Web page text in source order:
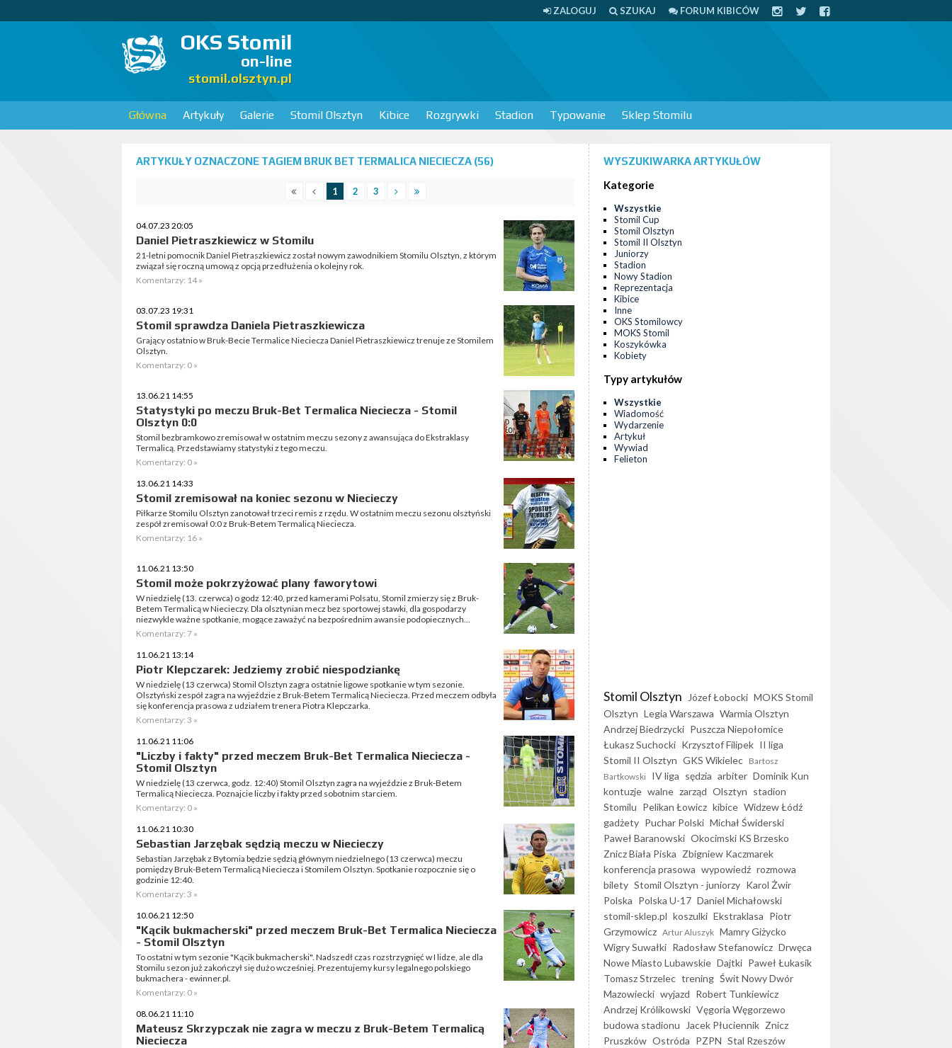
ZALOGUJ SZUKAJ FORUM KIBICÓW
OKS Stomil
on-line
stomil.olsztyn.pl
Główna Artykuły Galerie Stomil Olsztyn Kibice Rozgrywki Stadion Typowanie Sklep Stomilu
ARTYKUŁY OZNACZONE TAGIEM BRUK BET TERMALICA NIECIECZA (56)
1 2 3
04.07.23 20:05
Daniel Pietraszkiewicz w Stomilu
21-letni pomocnik Daniel Pietraszkiewicz został nowym zawodnikiem Stomilu Olsztyn, z którym
związał się roczną umową z opcją przedłużenia o kolejny rok.
Komentarzy: 14 »
03.07.23 19:31
Stomil sprawdza Daniela Pietraszkiewicza
Grający ostatnio w Bruk-Becie Termalice Nieciecza Daniel Pietraszkiewicz trenuje ze Stomilem
Olsztyn.
Komentarzy: 0 »
13.06.21 14:55
Statystyki po meczu Bruk-Bet Termalica Nieciecza - Stomil
Olsztyn 0:0
Stomil bezbramkowo zremisował w ostatnim meczu sezony z awansująca do Ekstraklasy
Termalicą. Przedstawiamy statystyki z tego meczu.
Komentarzy: 0 »
13.06.21 14:33
Stomil zremisował na koniec sezonu w Niecieczy
Piłkarze Stomilu Olsztyn zanotował trzeci remis z rzędu. W ostatnim meczu sezonu olsztyński
zespół zremisował 0:0 z Bruk-Betem Termalicą Nieciecza.
Komentarzy: 16 »
11.06.21 13:50
Stomil może pokrzyżować plany faworytowi
W niedzielę (13. czerwca) o godz 12:40, przed kamerami Polsatu, Stomil zmierzy się z Bruk-
Betem Termalicą w Niecieczy. Dla olsztynian mecz bez sportowej stawki, dla gospodarzy
niezwykle ważne spotkanie, mogące zaważyć na bezpośrednim awansie podopiecznych...
Komentarzy: 7 »
11.06.21 13:14
Piotr Klepczarek: Jedziemy zrobić niespodziankę
W niedzielę (13 czerwca) Stomil Olsztyn zagra ostatnie ligowe spotkanie w tym sezonie.
Olsztyński zespół zagra na wyjeździe z Bruk-Betem Termalicą Nieciecza. Przed meczem odbyła
się konferencja prasowa z udziałem trenera Piotra Klepczarka.
Komentarzy: 3 »
11.06.21 11:06
"Liczby i fakty" przed meczem Bruk-Bet Termalica Nieciecza -
Stomil Olsztyn
W niedzielę (13 czerwca, godz. 12:40) Stomil Olsztyn zagra na wyjeździe z Bruk-Betem
Termalicą Nieciecza. Poznajcie liczby i fakty przed sobotnim starciem.
Komentarzy: 0 »
11.06.21 10:30
Sebastian Jarzębak sędzią meczu w Niecieczy
Sebastian Jarzębak z Bytomia będzie sędzią głównym niedzielnego (13 czerwca) meczu
pomiędzy Bruk-Betem Termalicą Nieciecza i Stomilem Olsztyn. Spotkanie rozpocznie się o
godzinie 12:40.
Komentarzy: 3 »
10.06.21 12:50
"Kącik bukmacherski" przed meczem Bruk-Bet Termalica Nieciecza
- Stomil Olsztyn
To ostatni w tym sezonie "Kącik bukmacherski". Nadszedł czas rozstrzygnięć w I lidze, ale dla
Stomilu sezon już zakończył się dużo wcześniej. Prezentujemy kursy legalnego polskiego
bukmachera - ewinner.pl.
Komentarzy: 0 »
08.06.21 11:10
Mateusz Skrzypczak nie zagra w meczu z Bruk-Betem Termalicą
Nieciecza
WYSZUKIWARKA ARTYKUŁÓW
Kategorie
Wszystkie
Stomil Cup
Stomil Olsztyn
Stomil II Olsztyn
Juniorzy
Stadion
Nowy Stadion
Reprezentacja
Kibice
Inne
OKS Stomilowcy
MOKS Stomil
Koszykówka
Kobiety
Typy artykułów
Wszystkie
Wiadomość
Wydarzenie
Artykuł
Wywiad
Felieton
Stomil Olsztyn Józef Łobocki MOKS Stomil
Olsztyn Legia Warszawa Warmia Olsztyn
Andrzej Biedrzycki Puszcza Niepołomice
Łukasz Suchocki Krzysztof Filipek II liga
Stomil II Olsztyn GKS Wikielec Bartosz
Bartkowski IV liga sędzia arbiter Dominik Kun
kontuzje walne zarząd Olsztyn stadion
Stomilu Pelikan Łowicz kibice Widzew Łódź
gadżety Puchar Polski Michał Świderski
Paweł Baranowski Okocimski KS Brzesko
Znicz Biała Piska Zbigniew Kaczmarek
konferencja prasowa wypowiedź rozmowa
bilety Stomil Olsztyn - juniorzy Karol Żwir
Polska Polska U-17 Daniel Michałowski
stomil-sklep.pl koszulki Ekstraklasa Piotr
Grzymowicz Artur Aluszyk Mamry Giżycko
Wigry Suwałki Radosław Stefanowicz Drwęca
Nowe Miasto Lubawskie Dajtki Paweł Łukasik
Tomasz Strzelec trening Świt Nowy Dwór
Mazowiecki wyjazd Robert Tunkiewicz
Andrzej Królikowski Vęgoria Węgorzewo
budowa stadionu
Jacek Płuciennik Znicz
Pruszków Ostróda PZPN Stal Rzeszów